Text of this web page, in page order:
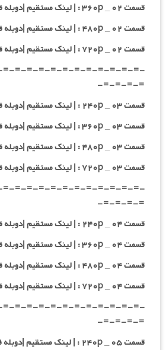
قسمت ۰۲ _ ۳۶۰p : | لینک مستقیم |دوبله فارسی
قسمت ۰۲ _ ۴۸۰p : | لینک مستقیم |دوبله فارسی
قسمت ۰۲ _ ۷۲۰p : | لینک مستقیم |دوبله فارسی
=-=-=-=-=-=-=-=-=-=-=-
=-=-=-=-
قسمت ۰۳ _ ۲۴۰p : | لینک مستقیم |دوبله فارسی
قسمت ۰۳ _ ۳۶۰p : | لینک مستقیم |دوبله فارسی
قسمت ۰۳ _ ۴۸۰p : | لینک مستقیم |دوبله فارسی
قسمت ۰۳ _ ۷۲۰p : | لینک مستقیم |دوبله فارسی
=-=-=-=-=-=-=-=-=-=-=-
=-=-=-=-
قسمت ۰۴ _ ۲۴۰p : | لینک مستقیم |دوبله فارسی
قسمت ۰۴ _ ۳۶۰p : | لینک مستقیم |دوبله فارسی
قسمت ۰۴ _ ۴۸۰p : | لینک مستقیم |دوبله فارسی
قسمت ۰۴ _ ۷۲۰p : | لینک مستقیم |دوبله فارسی
=-=-=-=-=-=-=-=-=-=-=-
=-=-=-=-
قسمت ۰۵ _ ۲۴۰p : | لینک مستقیم |دوبله فارسی